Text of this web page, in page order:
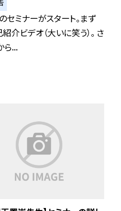
セミナーがスタート。まず
紹介ビデオ（大いに笑う）。 さ
ら...